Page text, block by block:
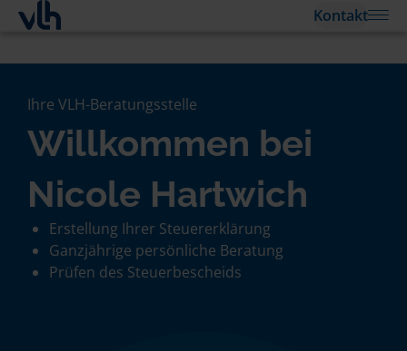
Kontakt
Ihre VLH-Beratungsstelle
Willkommen bei
Nicole Hartwich
Erstellung Ihrer Steuererklärung
Ganzjährige persönliche Beratung
Prüfen des Steuerbescheids